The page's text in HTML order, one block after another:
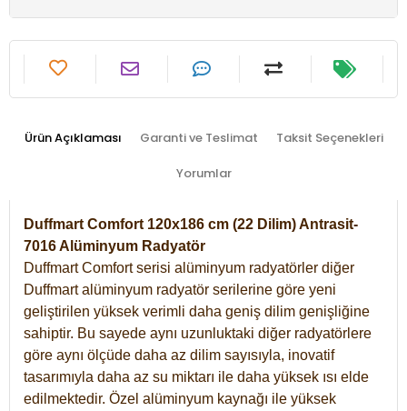
Ürün Açıklaması Garanti ve Teslimat Taksit Seçenekleri
Yorumlar
Duffmart Comfort 120x186 cm (22 Dilim) Antrasit-
7016 Alüminyum Radyatör
Duffmart Comfort serisi alüminyum radyatörler diğer
Duffmart alüminyum radyatör serilerine göre yeni
geliştirilen yüksek verimli daha geniş dilim genişliğine
sahiptir. Bu sayede aynı uzunluktaki diğer radyatörlere
göre aynı ölçüde daha az dilim sayısıyla, inovatif
tasarımıyla daha az su miktarı ile daha yüksek ısı elde
edilmektedir. Özel alüminyum kaynağı ile yüksek